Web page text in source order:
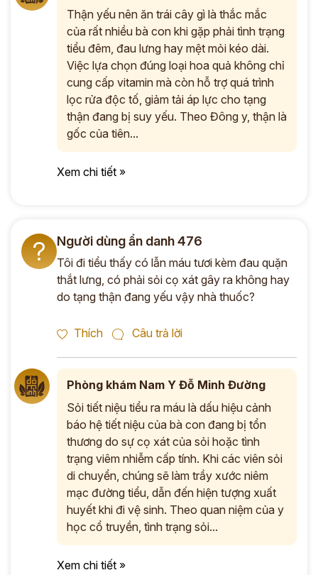
Thận yếu nên ăn trái cây gì là thắc mắc
của rất nhiều bà con khi gặp phải tình trạng
tiểu đêm, đau lưng hay mệt mỏi kéo dài.
Việc lựa chọn đúng loại hoa quả không chỉ
cung cấp vitamin mà còn hỗ trợ quá trình
lọc rửa độc tố, giảm tải áp lực cho tạng
thận đang bị suy yếu. Theo Đông y, thận là
gốc của tiên...
Xem chi tiết »
? Người dùng ẩn danh 476
Tôi đi tiểu thấy có lẫn máu tươi kèm đau quặn
thắt lưng, có phải sỏi cọ xát gây ra không hay
do tạng thận đang yếu vậy nhà thuốc?
Thích Câu trả lời
Phòng khám Nam Y Đỗ Minh Đường
Sỏi tiết niệu tiểu ra máu là dấu hiệu cảnh
báo hệ tiết niệu của bà con đang bị tổn
thương do sự cọ xát của sỏi hoặc tình
trạng viêm nhiễm cấp tính. Khi các viên sỏi
di chuyển, chúng sẽ làm trầy xước niêm
mạc đường tiểu, dẫn đến hiện tượng xuất
huyết khi đi vệ sinh. Theo quan niệm của y
học cổ truyền, tình trạng sỏi...
Xem chi tiết »